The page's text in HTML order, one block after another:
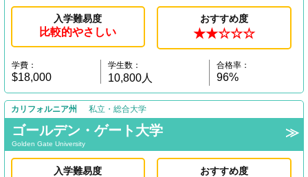
入学難易度
比較的やさしい
おすすめ度
★★☆☆☆
学費：
$18,000
学生数：
10,800人
合格率：
96%
カリフォルニア州 私立・総合大学
ゴールデン・ゲート大学
Golden Gate University
入学難易度 おすすめ度